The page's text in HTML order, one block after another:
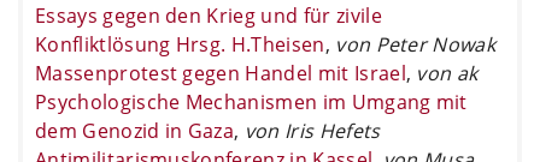
Essays gegen den Krieg und für zivile
Konfliktlösung Hrsg. H.Theisen, von Peter Nowak
Massenprotest gegen Handel mit Israel, von ak
Psychologische Mechanismen im Umgang mit
dem Genozid in Gaza, von Iris Hefets